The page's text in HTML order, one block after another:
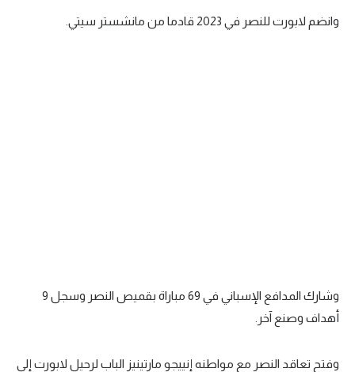
وانضم لابورت للنصر في 2023 قادما من مانشستر سيتي.
وشارك المدافع الإسباني في 69 مباراة بقميص النصر وسجل 9
أهداف وصنع آخر.
وفتح تعاقد النصر مع مواطنه إنييجو مارتينيز الباب لرحيل لابورت إلى